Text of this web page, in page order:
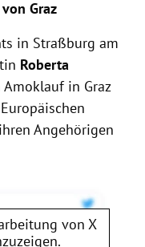
Graz
in Straßburg am
Roberta
in Graz
Angehörigen
von X